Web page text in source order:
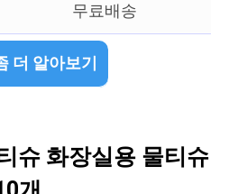
무료배송
더 알아보기
슈 화장실용 물티슈